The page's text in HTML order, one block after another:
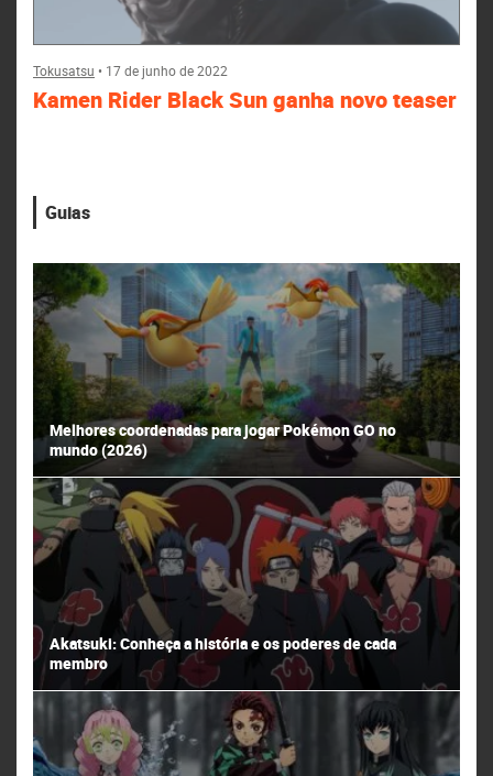
Tokusatsu • 17 de junho de 2022
Kamen Rider Black Sun ganha novo teaser
Guias
Melhores coordenadas para jogar Pokémon GO no
mundo (2026)
Akatsuki: Conheça a história e os poderes de cada
membro